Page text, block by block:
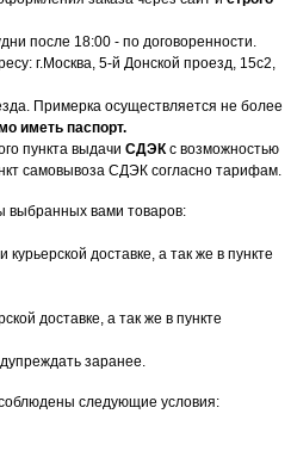
после 18:00 - по договоренности.
г.Москва, 5-й Донской проезд, 15с2,
Примерка осуществляется не более
иметь паспорт.
пункта выдачи СДЭКс возможностью
самовывоза СДЭК согласно тарифам.
выбранных вами товаров:
доставке, а так же в пункте
доставке, а так же в пункте
заранее.
следующие условия: